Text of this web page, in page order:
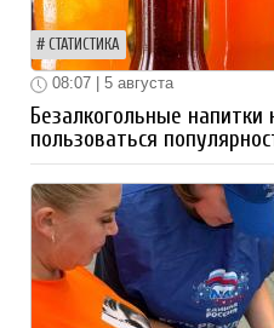
СТАТИСТИКА
08:07 | 5 августа
Безалкогольные
пользоваться